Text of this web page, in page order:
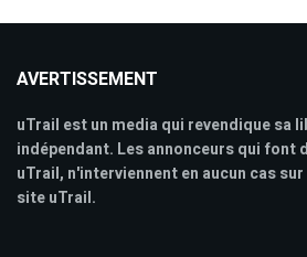
AVERTISSEMENT
uTrail est un media qui revendique sa
indépendant. Les annonceurs qui font
uTrail, n'interviennent en aucun cas
site uTrail.